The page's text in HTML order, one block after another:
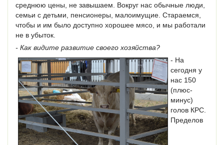
среднюю цены, не завышаем. Вокруг нас обычные люди,
семьи с детьми, пенсионеры, малоимущие. Стараемся,
чтобы и им было доступно хорошее мясо, и мы работали
не в убыток.
- Как видите развитие своего хозяйства?
- На
сегодня у
нас 150
(плюс-
минус)
голов КРС.
Пределов